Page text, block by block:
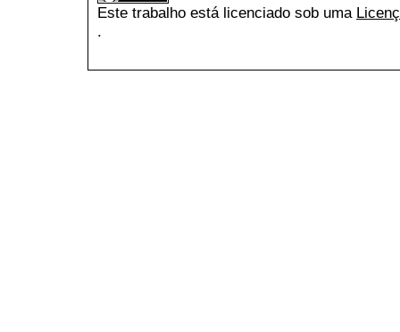
Este trabalho está licenciado sob uma
.